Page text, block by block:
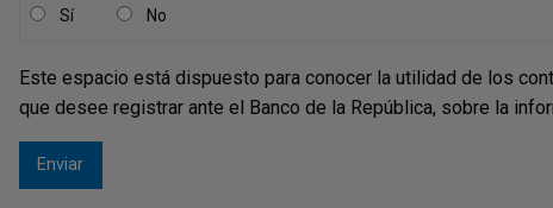
Sí No
Este espacio está dispuesto para conocer la utilidad de los
que desee registrar ante el Banco de la República, sobre la